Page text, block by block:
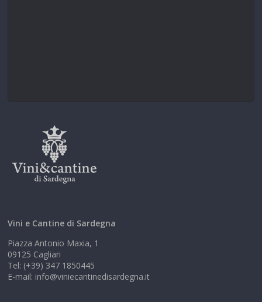
Vini e Cantine di Sardegna
Piazza Antonio Maxia, 1
09125 Cagliari
Tel: (+39) 347 1850445
E-mail: info@viniecantinedisardegna.it